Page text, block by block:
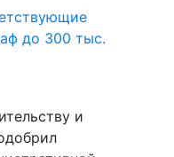
до 300 тыс.
и